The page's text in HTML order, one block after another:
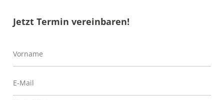
Jetzt Termin vereinbaren!